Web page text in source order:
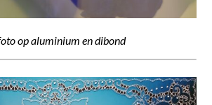
op aluminium en dibond